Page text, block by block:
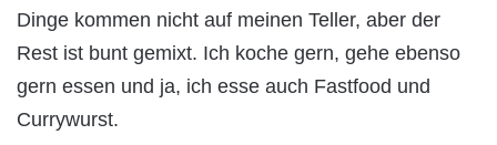
Dinge kommen nicht auf meinen Teller, aber der
Rest ist bunt gemixt. Ich koche gern, gehe ebenso
gern essen und ja, ich esse auch Fastfood und
Currywurst.